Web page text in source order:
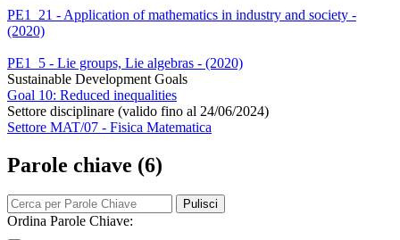
PE1_21 - Application of mathematics in industry and society -
(2020)
PE1_5 - Lie groups, Lie algebras - (2020)
Sustainable Development Goals
Goal 10: Reduced inequalities
Settore disciplinare (valido fino al 24/06/2024)
Settore MAT/07 - Fisica Matematica
Parole chiave (6)
Pulisci
Ordina Parole Chiave: